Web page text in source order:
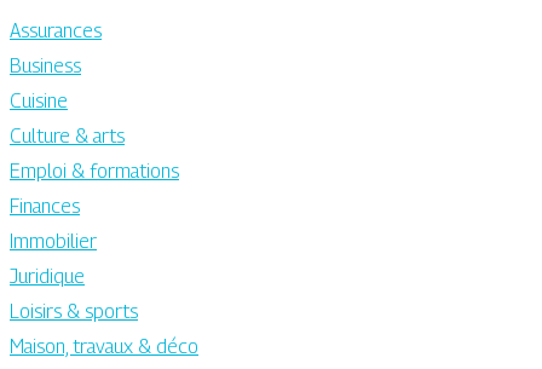
Assurances
Business
Cuisine
Culture & arts
Emploi & formations
Finances
Immobilier
Juridique
Loisirs & sports
Maison, travaux & déco